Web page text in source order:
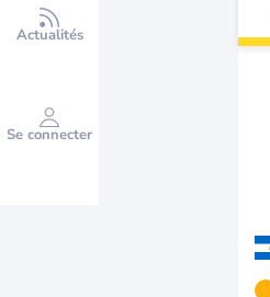
Actualités
Se connecter